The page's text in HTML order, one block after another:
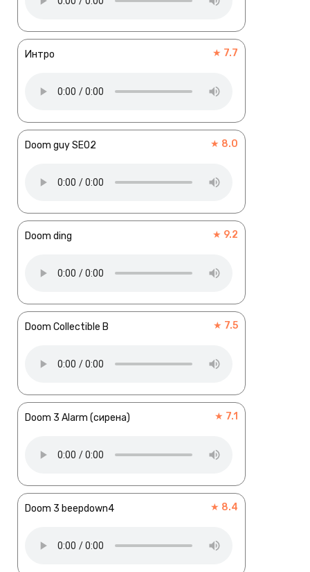
Интро ★ 7.7
Doom guy SE02 ★ 8.0
Doom ding ★ 9.2
Doom Collectible B ★ 7.5
Doom 3 Alarm (сирена) ★ 7.1
Doom 3 beepdown4 ★ 8.4